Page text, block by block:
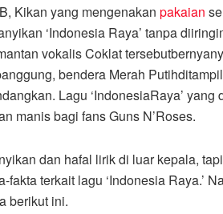
Kikan yang mengenakan pakaian
‘Indonesia Raya’ tanpa
vokalis Coklat
bendera Merah
Lagu ‘IndonesiaRaya’ yang
manis bagi fans Guns N’Roses.
dan hafal lirik di luar kepala,
fakta terkait lagu ‘Indonesia Raya.’
berikut ini.